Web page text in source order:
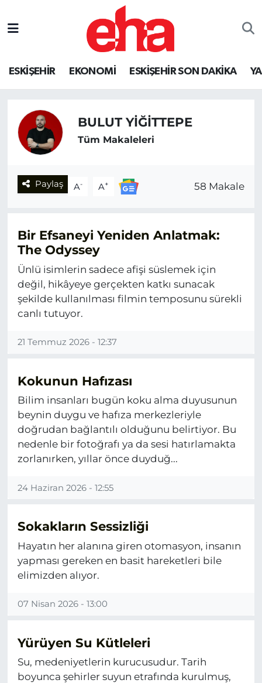
ESKİŞEHİR EKONOMİ ESKİŞEHİR SON DAKİKA
BULUT YİĞİTTEPE
Tüm Makaleleri
Paylaş A- A+ 58 Makale
Bir Efsaneyi Yeniden Anlatmak:
The Odyssey
Ünlü isimlerin sadece afişi süslemek için
değil, hikâyeye gerçekten katkı sunacak
şekilde kullanılması filmin temposunu sürekli
canlı tutuyor.
21 Temmuz 2026 - 12:37
Kokunun Hafızası
Bilim insanları bugün koku alma duyusunun
beynin duygu ve hafıza merkezleriyle
doğrudan bağlantılı olduğunu belirtiyor. Bu
nedenle bir fotoğrafı ya da sesi hatırlamakta
zorlanırken, yıllar önce duyduğ...
24 Haziran 2026 - 12:55
Sokakların Sessizliği
Hayatın her alanına giren otomasyon, insanın
yapması gereken en basit hareketleri bile
elimizden alıyor.
07 Nisan 2026 - 13:00
Yürüyen Su Kütleleri
Su, medeniyetlerin kurucusudur. Tarih
boyunca şehirler suyun etrafında kurulmuş,